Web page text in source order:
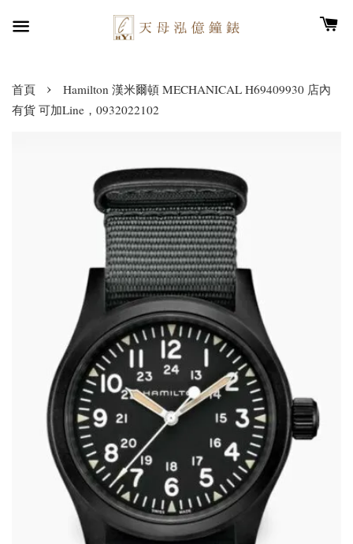
首頁 ›
Hamilton 漢米爾頓 MECHANICAL H69409930 店內
有貨 可加Line，0932022102